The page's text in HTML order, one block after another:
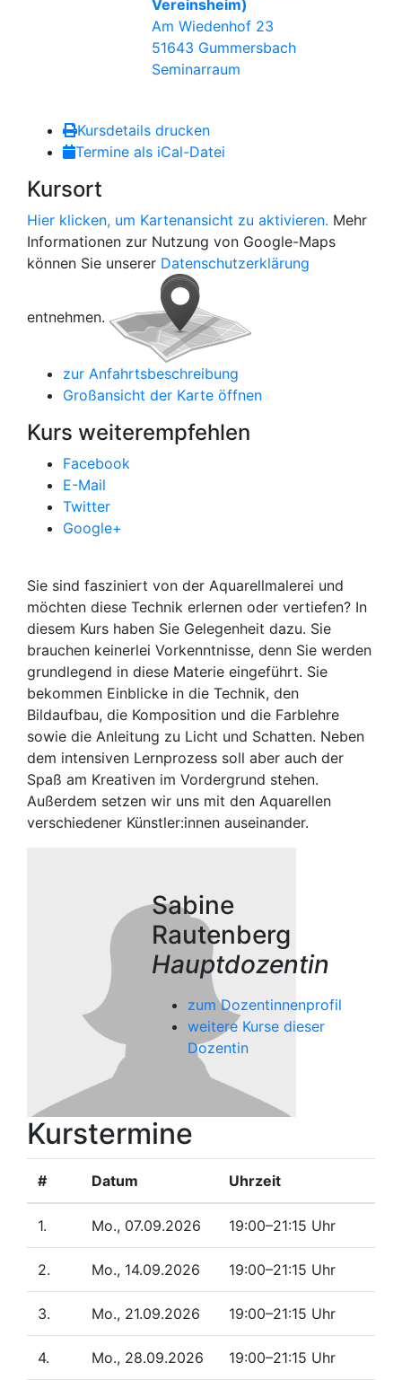
Vereinsheim)
Am Wiedenhof 23
51643 Gummersbach
Seminarraum
Kursdetails drucken
Termine als iCal-Datei
Kursort
Hier klicken, um Kartenansicht zu aktivieren. Mehr
Informationen zur Nutzung von Google-Maps
können Sie unserer Datenschutzerklärung
entnehmen.
zur Anfahrtsbeschreibung
Großansicht der Karte öffnen
Kurs weiterempfehlen
Facebook
E-Mail
Twitter
Google+
Sie sind fasziniert von der Aquarellmalerei und
möchten diese Technik erlernen oder vertiefen? In
diesem Kurs haben Sie Gelegenheit dazu. Sie
brauchen keinerlei Vorkenntnisse, denn Sie werden
grundlegend in diese Materie eingeführt. Sie
bekommen Einblicke in die Technik, den
Bildaufbau, die Komposition und die Farblehre
sowie die Anleitung zu Licht und Schatten. Neben
dem intensiven Lernprozess soll aber auch der
Spaß am Kreativen im Vordergrund stehen.
Außerdem setzen wir uns mit den Aquarellen
verschiedener Künstler:innen auseinander.
Sabine
Rautenberg
Hauptdozentin
zum Dozentinnenprofil
weitere Kurse dieser
Dozentin
Kurstermine
# Datum Uhrzeit
1. Mo., 07.09.2026 19:00–21:15 Uhr
2. Mo., 14.09.2026 19:00–21:15 Uhr
3. Mo., 21.09.2026 19:00–21:15 Uhr
4. Mo., 28.09.2026 19:00–21:15 Uhr